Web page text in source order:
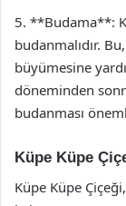
5. **Budama**:
budanmalıdır.
büyümesine
döneminden
budanması
Küpe Küpe
Küpe Küpe